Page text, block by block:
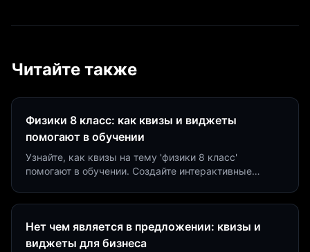
Читайте также
Физики 8 класс: как квизы и виджеты
помогают в обучении
Узнайте, как квизы на тему 'физики 8 класс'
помогают в обучении. Создайте интерактивные
Нет чем является в предложении: квизы и
виджеты для бизнеса